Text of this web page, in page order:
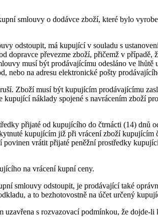
smlouvy o dodávce zboží, které bylo
odstoupit, má kupující v souladu s
převezme zboží, přičemž v
musí být prodávajícímu odesláno ve
nebo na adresu elektronické pošty
Zboží musí být kupujícím prodávajícímu
náklady spojené s navrácením zboží
přijaté od kupujícího do čtrnácti (14) dnů
kupujícím již při vrácení zboží
vrátit přijaté peněžní prostředky
na vrácení kupní ceny.
smlouvy odstoupit, je prodávající také
a to bezhotovostně na účet určený
s rozvazovací podmínkou, že